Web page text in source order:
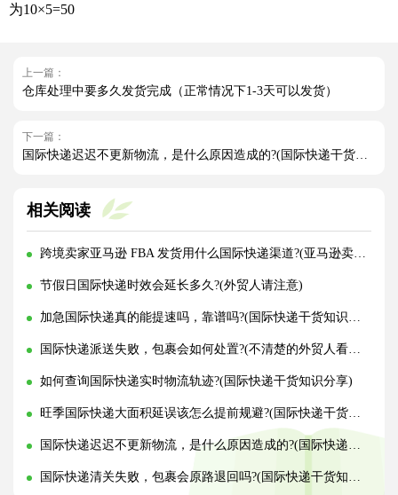
为10×5=50
上一篇：
仓库处理中要多久发货完成（正常情况下1-3天可以发货）
下一篇：
国际快递迟迟不更新物流，是什么原因造成的?(国际快递干货知识分享)
相关阅读
跨境卖家亚马逊 FBA 发货用什么国际快递渠道?(亚马逊卖家必看篇)
节假日国际快递时效会延长多久?(外贸人请注意)
加急国际快递真的能提速吗，靠谱吗?(国际快递干货知识分享)
国际快递派送失败，包裹会如何处置?(不清楚的外贸人看过来)
如何查询国际快递实时物流轨迹?(国际快递干货知识分享)
旺季国际快递大面积延误该怎么提前规避?(国际快递干货知识分享)
国际快递迟迟不更新物流，是什么原因造成的?(国际快递干货知识分享)
国际快递清关失败，包裹会原路退回吗?(国际快递干货知识分享)